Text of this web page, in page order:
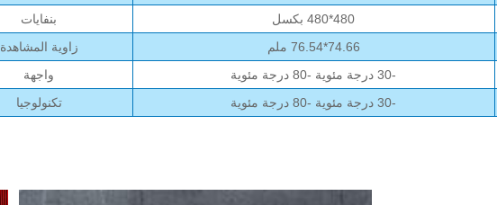
480*480 بكسل بنفايات
74.66*76.54 ملم زاوية المشاهدة
-30 درجة مئوية -80 درجة مئوية واجهة
-30 درجة مئوية -80 درجة مئوية تكنولوجيا